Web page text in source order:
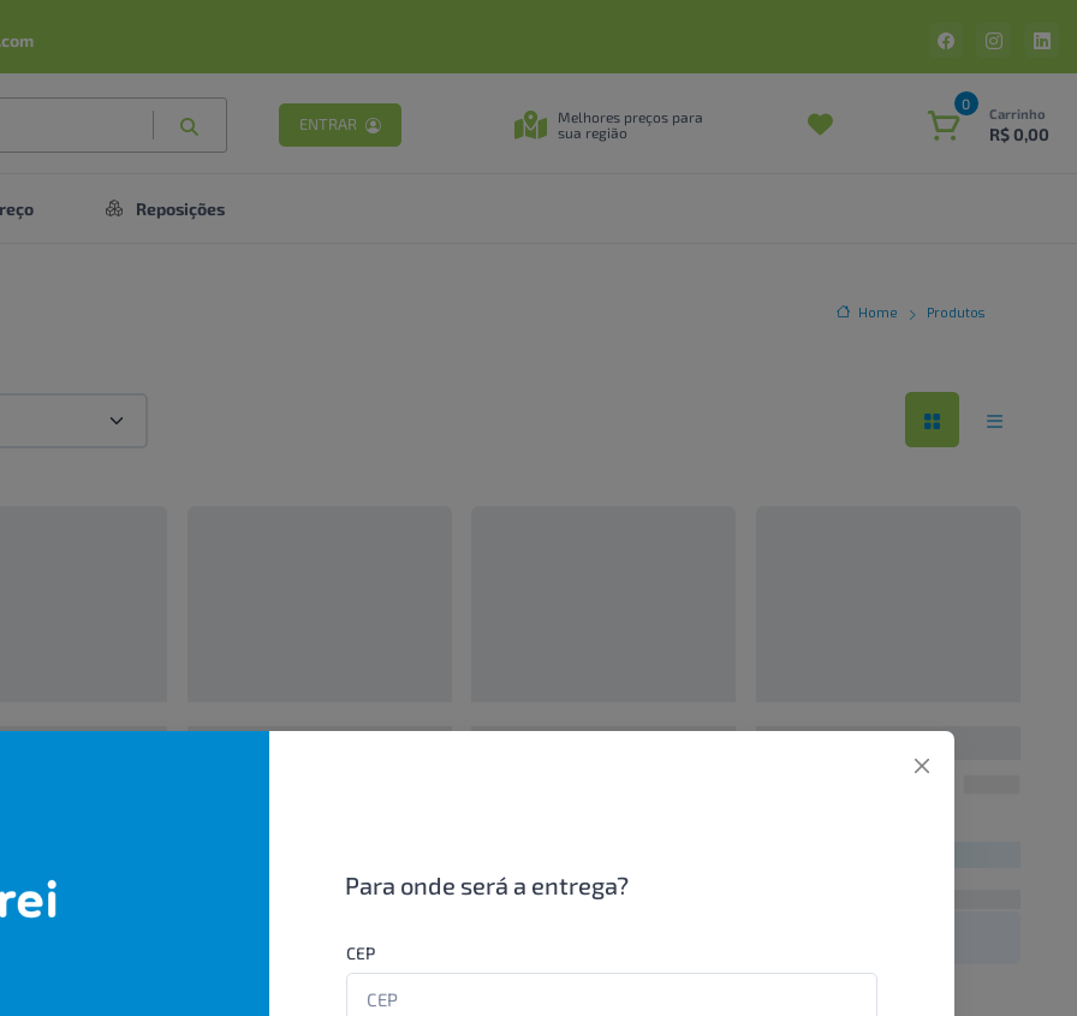
ENTRAR
Melhores preços para
sua região
0
Carrinho
R$ 0,00
Reposições
Home Produtos
Para onde será a entrega?
CEP